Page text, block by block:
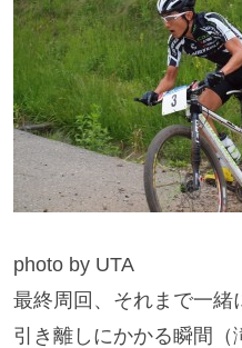
photo by UTA
最終周回、それまで一緒
引き離しにかかる瞬間（